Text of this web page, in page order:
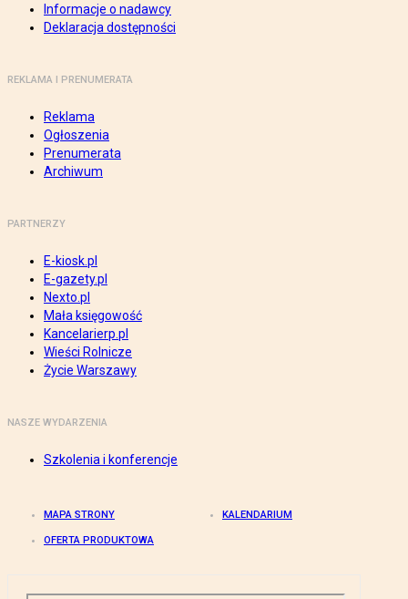
Informacje o nadawcy
Deklaracja dostępności
REKLAMA I PRENUMERATA
Reklama
Ogłoszenia
Prenumerata
Archiwum
PARTNERZY
E-kiosk.pl
E-gazety.pl
Nexto.pl
Mała księgowość
Kancelarierp.pl
Wieści Rolnicze
Życie Warszawy
NASZE WYDARZENIA
Szkolenia i konferencje
MAPA STRONY KALENDARIUM
OFERTA PRODUKTOWA